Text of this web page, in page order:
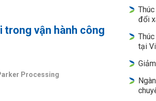
trong vận hành công
Processing
đổi
tại